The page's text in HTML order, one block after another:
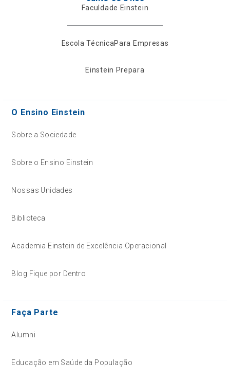
Faculdade Einstein
Escola TécnicaPara Empresas
Einstein Prepara
O Ensino Einstein
Sobre a Sociedade
Sobre o Ensino Einstein
Nossas Unidades
Biblioteca
Academia Einstein de Excelência Operacional
Blog Fique por Dentro
Faça Parte
Alumni
Educação em Saúde da População